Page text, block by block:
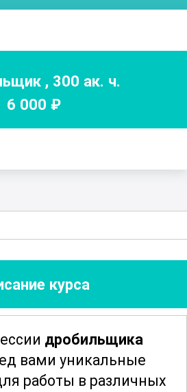
, 300 ак. ч.
6 000 ₽
курса
дробильщика
вами уникальные
работы в различных